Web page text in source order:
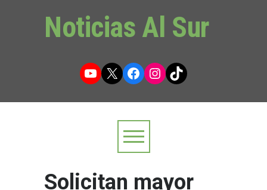
Noticias Al Sur
YouTube
X Facebook
Instagram
TikTok
Solicitan mayor